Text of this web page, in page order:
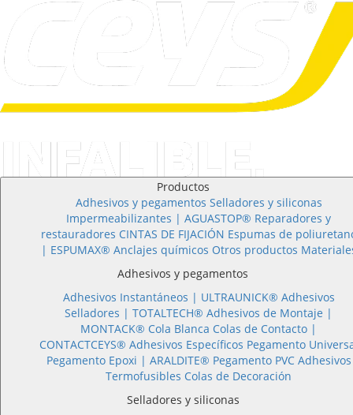
Productos
Adhesivos y pegamentos Selladores y siliconas
Impermeabilizantes | AGUASTOP® Reparadores y
restauradores CINTAS DE FIJACIÓN Espumas de
| ESPUMAX® Anclajes químicos Otros productos
Adhesivos y pegamentos
Adhesivos Instantáneos | ULTRAUNICK® Adhesivos
Selladores | TOTALTECH®
Adhesivos de Montaje |
MONTACK® Cola Blanca
Colas de Contacto |
CONTACTCEYS® Adhesivos Específicos Pegamento
Pegamento Epoxi | ARALDITE® Pegamento PVC Adhesivos
Termofusibles Colas de Decoración
Selladores y siliconas